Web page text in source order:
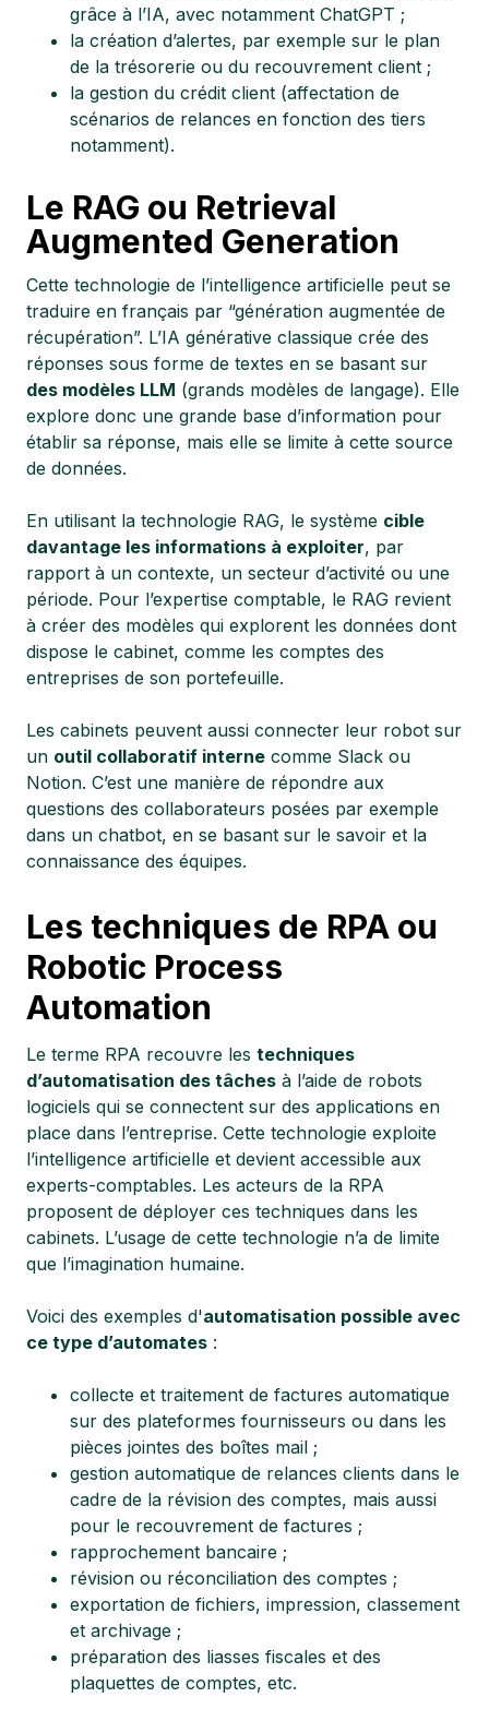
grâce à l’IA, avec notamment ChatGPT ;
la création d’alertes, par exemple sur le plan
de la trésorerie ou du recouvrement client ;
la gestion du crédit client (affectation de
scénarios de relances en fonction des tiers
notamment).
Le RAG ou Retrieval
Augmented Generation
Cette technologie de l’intelligence artificielle peut se
traduire en français par “génération augmentée de
récupération”. L’IA générative classique crée des
réponses sous forme de textes en se basant sur
des modèles LLM (grands modèles de langage). Elle
explore donc une grande base d’information pour
établir sa réponse, mais elle se limite à cette source
de données.
En utilisant la technologie RAG, le système cible
davantage les informations à exploiter, par
rapport à un contexte, un secteur d’activité ou une
période. Pour l’expertise comptable, le RAG revient
à créer des modèles qui explorent les données dont
dispose le cabinet, comme les comptes des
entreprises de son portefeuille.
Les cabinets peuvent aussi connecter leur robot sur
un outil collaboratif interne comme Slack ou
Notion. C’est une manière de répondre aux
questions des collaborateurs posées par exemple
dans un chatbot, en se basant sur le savoir et la
connaissance des équipes.
Les techniques de RPA ou
Robotic Process
Automation
Le terme RPA recouvre les techniques
d’automatisation des tâches à l’aide de robots
logiciels qui se connectent sur des applications en
place dans l’entreprise. Cette technologie exploite
l’intelligence artificielle et devient accessible aux
experts-comptables. Les acteurs de la RPA
proposent de déployer ces techniques dans les
cabinets. L’usage de cette technologie n’a de limite
que l’imagination humaine.
Voici des exemples d'automatisation possible avec
ce type d’automates :
collecte et traitement de factures automatique
sur des plateformes fournisseurs ou dans les
pièces jointes des boîtes mail ;
gestion automatique de relances clients dans le
cadre de la révision des comptes, mais aussi
pour le recouvrement de factures ;
rapprochement bancaire ;
révision ou réconciliation des comptes ;
exportation de fichiers, impression, classement
et archivage ;
préparation des liasses fiscales et des
plaquettes de comptes, etc.